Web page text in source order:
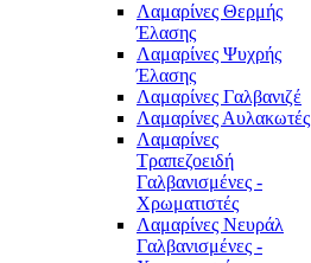
Λαμαρίνες Θερμής
Έλασης
Λαμαρίνες Ψυχρής
Έλασης
Λαμαρίνες Γαλβανιζέ
Λαμαρίνες Αυλακωτές
Λαμαρίνες
Τραπεζοειδή
Γαλβανισμένες -
Χρωματιστές
Λαμαρίνες Νευράλ
Γαλβανισμένες -